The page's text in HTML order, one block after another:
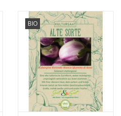
andrücken, Lichtkeimer.
locker, durchlässiger
BIO